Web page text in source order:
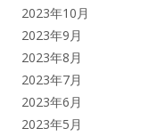
2023年10月
2023年9月
2023年8月
2023年7月
2023年6月
2023年5月